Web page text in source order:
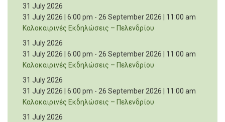
31 July 2026
31 July 2026 | 6:00 pm - 26 September 2026 | 11:00 am
Καλοκαιρινές Εκδηλώσεις – Πελενδρίου
31 July 2026
31 July 2026 | 6:00 pm - 26 September 2026 | 11:00 am
Καλοκαιρινές Εκδηλώσεις – Πελενδρίου
31 July 2026
31 July 2026 | 6:00 pm - 26 September 2026 | 11:00 am
Καλοκαιρινές Εκδηλώσεις – Πελενδρίου
31 July 2026